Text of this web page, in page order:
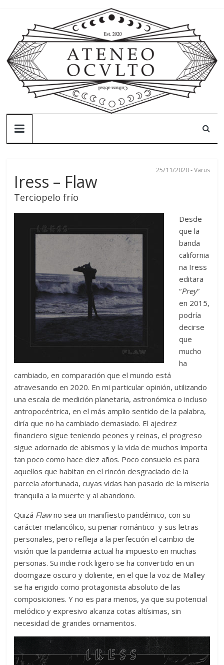
content
Ateneo
Oculto
Ateneo
Oculto
Cultura
25/11/2020-Varus
Iress – Flaw
Terciopelo frío
Desde
que la
banda
california
na Iress
editara
“Prey”
en 2015,
podría
decirse
que
mucho
ha
cambiado, en comparación que el mundo está
atravesando en 2020. En mi particular opinión, utilizando
una escala de medición planetaria, astronómica o incluso
antropocéntrica, en el más amplio sentido de la palabra,
diría que no ha cambiado demasiado. El ajedrez
financiero sigue teniendo peones y reinas, el progreso
sigue adornado de abismos y la vida de muchos importa
tan poco como hace diez años. Poco consuelo es para
aquellos que habitan en el rincón desgraciado de la
parcela afortunada, cuyas vidas han pasado de la miseria
tranquila a la muerte y al abandono.
Quizá Flawno sea un manifiesto pandémico, con su
carácter melancólico, su penar romántico y sus letras
personales, pero refleja a la perfección el cambio de
visión que la pandemia actual ha impuesto en muchas
personas. Su indie rock ligero se ha convertido en un
doomgaze oscuro y doliente, en el que la voz de Malley
se ha erigido como protagonista absoluto de las
composiciones. Y no es para menos, ya que su potencial
melódico y expresivo alcanza cotas altísimas, sin
necesidad de grandes ornamentos.